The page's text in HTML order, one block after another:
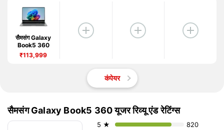
सैमसंग Galaxy
Book5 360
₹113,999
कंपेयर
सैमसंग Galaxy Book5 360 यूजर रिव्यू एंड रेटिंग्स
5 ★
820